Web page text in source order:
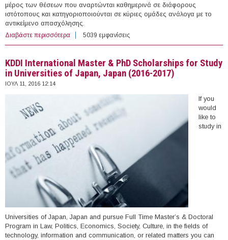
μέρος των θέσεων που αναρτώνται καθημερινά σε διάφορους
ιστότοπους και κατηγοριοποιούνται σε κύριες ομάδες ανάλογα με το
αντικείμενο απασχόλησης.
Διαβάστε περισσότερα για 208 θέσεις εργασίας στον Ιδιωτικό Τομέα στην
Ελλάδα (11/07/2016)
5039 εμφανίσεις
KDDI International Master & PhD Scholarships for Study
in Universities of Japan, Japan (2016-2017)
ΙΟΥΛ 11, 2016 12:14
If you
would
like to
study in
Universities of Japan, Japan and pursue Full Time Master’s & Doctoral
Program in Law, Politics, Economics, Society, Culture, in the fields of
technology, information and communication, or related matters you can